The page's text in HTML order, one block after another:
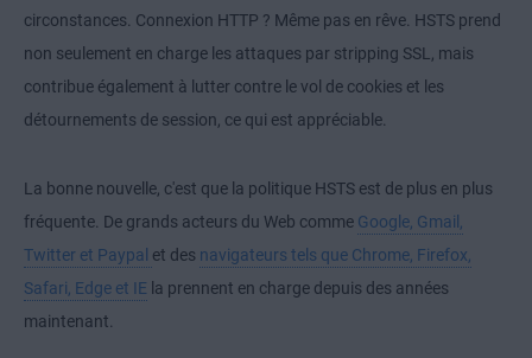
circonstances. Connexion HTTP ? Même pas en rêve. HSTS prend
non seulement en charge les attaques par stripping SSL, mais
contribue également à lutter contre le vol de cookies et les
détournements de session, ce qui est appréciable.
La bonne nouvelle, c'est que la politique HSTS est de plus en plus
fréquente. De grands acteurs du Web comme Google, Gmail,
Twitter et Paypal et des navigateurs tels que Chrome, Firefox,
Safari, Edge et IE la prennent en charge depuis des années
maintenant.